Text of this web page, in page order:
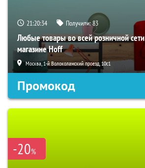
21:20:33 Получили:83
Любые товары во всей розничной
магазине Hoff
Москва, 1-й Волоколамский проезд, 10с1
Промокод
-20%